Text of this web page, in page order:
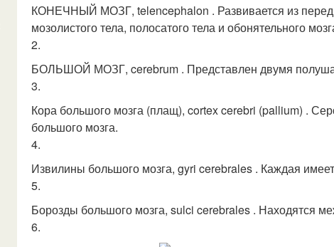
КОНЕЧНЫЙ МОЗГ, telencephalon . Развивается из
мозолистого тела, полосатого тела и обонятельного
2.
БОЛЬШОЙ МОЗГ, cerebrum . Представлен двумя
3.
Кора большого мозга (плащ), cortex cerebri (pallium) .
большого мозга.
4.
Извилины большого мозга, gyri cerebrales . Каждая
5.
Борозды большого мозга, sulci cerebrales . Находятся
6.